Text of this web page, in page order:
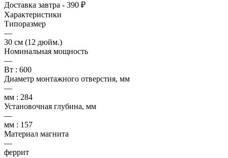
Доставка завтра - 390 ₽
Характеристики
Типоразмер
—
30 см (12 дюйм.)
Номинальная мощность
—
Вт : 600
Диаметр монтажного отверстия, мм
—
мм : 284
Установочная глубина, мм
—
мм : 157
Материал магнита
—
феррит